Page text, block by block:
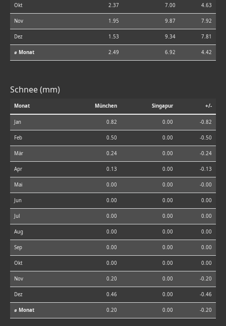
Okt 2.37 7.00 4.63
Nov 1.95 9.87 7.92
Dez 1.53 9.34 7.81
⌀ Monat 2.49 6.92 4.42
Schnee (mm)
Monat München Singapur +/-
Jan 0.82 0.00 -0.82
Feb 0.50 0.00 -0.50
Mär 0.24 0.00 -0.24
Apr 0.13 0.00 -0.13
Mai 0.00 0.00 -0.00
Jun 0.00 0.00 0.00
Jul 0.00 0.00 0.00
Aug 0.00 0.00 0.00
Sep 0.00 0.00 0.00
Okt 0.00 0.00 0.00
Nov 0.20 0.00 -0.20
Dez 0.46 0.00 -0.46
⌀ Monat 0.20 0.00 -0.20